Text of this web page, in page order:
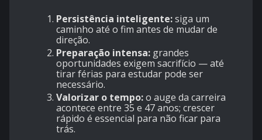
Persistência inteligente:siga um
caminho até o fim antes de mudar de
direção.
Preparação intensa: grandes
oportunidades exigem sacrifício — até
tirar férias para estudar pode ser
necessário.
Valorizar o tempo:o auge da carreira
acontece entre 35 e 47 anos; crescer
rápido é essencial para não ficar para
trás.